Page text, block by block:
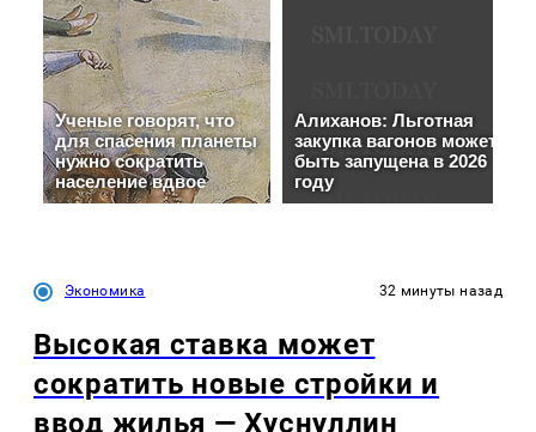
Экономика 32 минуты назад
Высокая ставка может
сократить новые стройки и
ввод жилья — Хуснуллин